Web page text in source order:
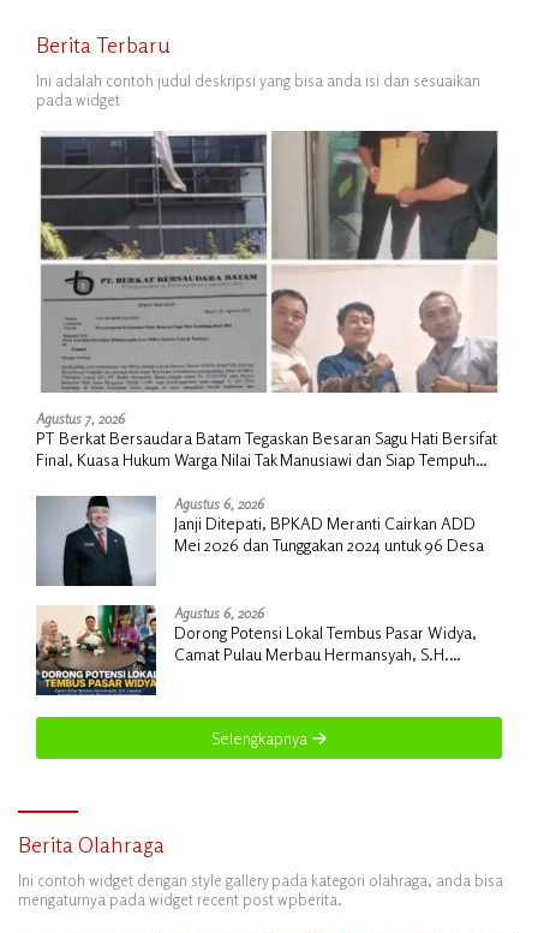
Berita Terbaru
Ini adalah contoh judul deskripsi yang bisa anda isi dan sesuaikan
pada widget
Agustus 7, 2026
PT Berkat Bersaudara Batam Tegaskan Besaran Sagu Hati Bersifat
Final, Kuasa Hukum Warga Nilai Tak Manusiawi dan Siap Tempuh
Agustus 6, 2026
Janji Ditepati, BPKAD Meranti Cairkan ADD
Mei 2026 dan Tunggakan 2024 untuk 96 Desa
Agustus 6, 2026
Dorong Potensi Lokal Tembus Pasar Widya,
Camat Pulau Merbau Hermansyah, S.H.
Selengkapnya
Berita Olahraga
Ini contoh widget dengan style gallery pada kategori olahraga, anda bisa
mengaturnya pada widget recent post wpberita.